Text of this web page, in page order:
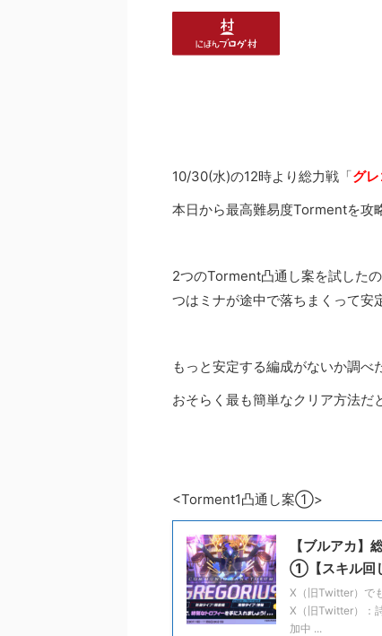
10/30(水)の12時より総力戦「グ
本日から最高難易度Tormentを攻
2つのTorment凸通し案を試した
つはミナが途中で落ちまくって安
もっと安定する編成がないか調べ
おそらく最も簡単なクリア方法だ
<Torment1凸通し案①>
【ブルアカ
①【スキル回
X（旧Twitter）で
X（旧Twitter）：
加中 ...